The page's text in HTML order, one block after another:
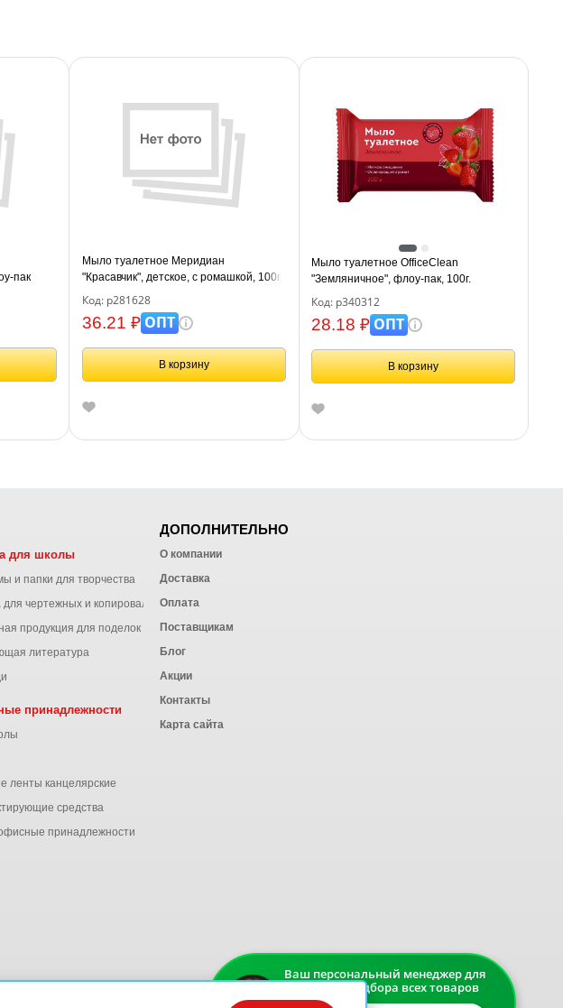
пак
Мыло туалетное Меридиан
"Красавчик", детское, с ромашкой, 100г,
флоу-пак
Код: р281628
36.21 ₽ОПТ
В корзину
Мыло туалетное OfficeClean
"Земляничное", флоу-пак, 100г.
Код: р340312
28.18 ₽ОПТ
В корзину
для школы
и папки для творчества
для чертежных и копировальных работ
продукция для поделок
литература
принадлежности
ленты канцелярские
средства
принадлежности
ДОПОЛНИТЕЛЬНО
О компании
Доставка
Оплата
Поставщикам
Блог
Акции
Контакты
Карта сайта
Ваш персональный менеджер для
быстрого подбора всех товаров